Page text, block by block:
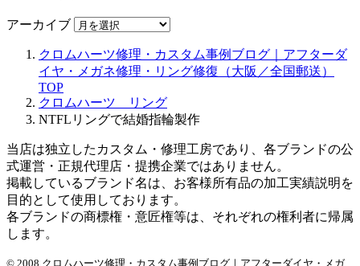
アーカイブ
クロムハーツ修理・カスタム事例ブログ｜アフターダ
イヤ・メガネ修理・リング修復（大阪／全国郵送）
TOP
クロムハーツ リング
NTFLリングで結婚指輪製作
当店は独立したカスタム・修理工房であり、各ブランドの公
式運営・正規代理店・提携企業ではありません。
掲載しているブランド名は、お客様所有品の加工実績説明を
目的として使用しております。
各ブランドの商標権・意匠権等は、それぞれの権利者に帰属
します。
© 2008 クロムハーツ修理・カスタム事例ブログ｜アフターダイヤ・メガ